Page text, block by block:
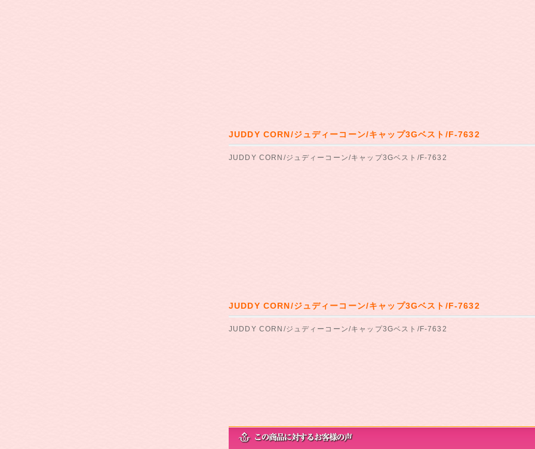
JUDDY CORN/ジュディーコーン/キャップ3Gベスト/F-7632
JUDDY CORN/ジュディーコーン/キャップ3Gベスト/F-7632
JUDDY CORN/ジュディーコーン/キャップ3Gベスト/F-7632
JUDDY CORN/ジュディーコーン/キャップ3Gベスト/F-7632